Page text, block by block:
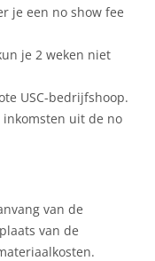
je een no show fee
je 2 weken niet
USC-bedrijfshoop.
inkomsten uit de no
van de
van de